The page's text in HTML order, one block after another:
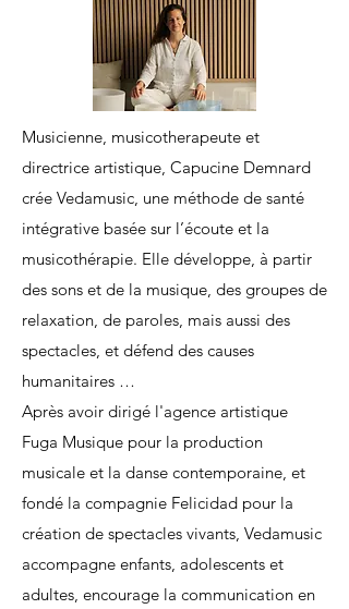
Musicienne, musicotherapeute et
directrice artistique, Capucine Demnard
crée Vedamusic, une méthode de santé
intégrative basée sur l’écoute et la
musicothérapie. Elle développe, à partir
des sons et de la musique, des groupes de
relaxation, de paroles, mais aussi des
spectacles, et défend des causes
humanitaires …
Après avoir dirigé l'agence artistique
Fuga Musique pour la production
musicale et la danse contemporaine, et
fondé la compagnie Felicidad pour la
création de spectacles vivants, Vedamusic
accompagne enfants, adolescents et
adultes, encourage la communication en